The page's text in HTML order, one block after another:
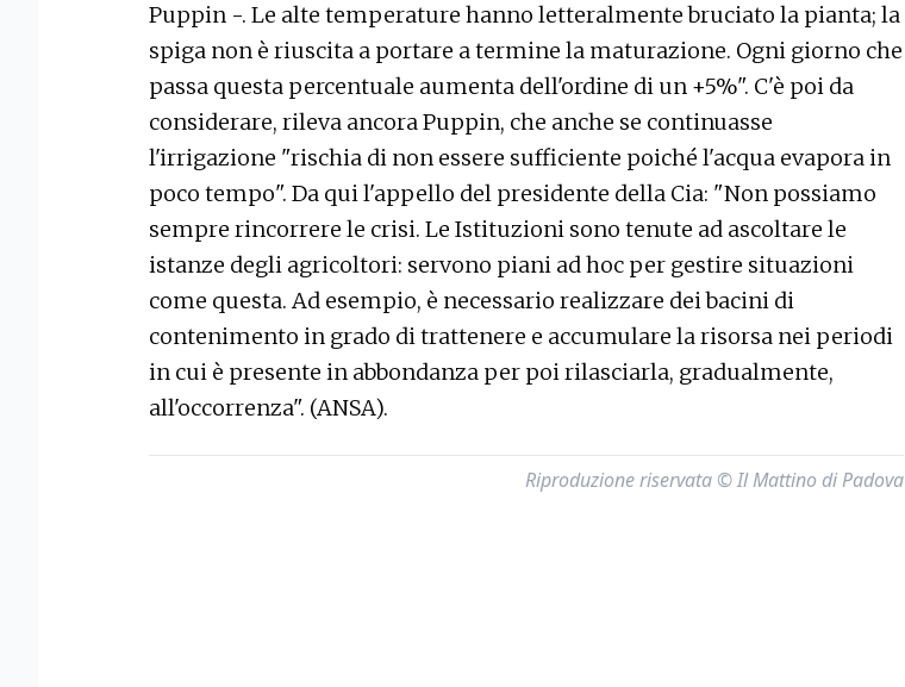
Puppin -. Le alte temperature hanno letteralmente bruciato la pianta; la
spiga non è riuscita a portare a termine la maturazione. Ogni giorno che
passa questa percentuale aumenta dell'ordine di un +5%". C'è poi da
considerare, rileva ancora Puppin, che anche se continuasse
l'irrigazione "rischia di non essere sufficiente poiché l'acqua evapora in
poco tempo". Da qui l'appello del presidente della Cia: "Non possiamo
sempre rincorrere le crisi. Le Istituzioni sono tenute ad ascoltare le
istanze degli agricoltori: servono piani ad hoc per gestire situazioni
come questa. Ad esempio, è necessario realizzare dei bacini di
contenimento in grado di trattenere e accumulare la risorsa nei periodi
in cui è presente in abbondanza per poi rilasciarla, gradualmente,
all'occorrenza". (ANSA).
Riproduzione riservata © Il Mattino di Padova